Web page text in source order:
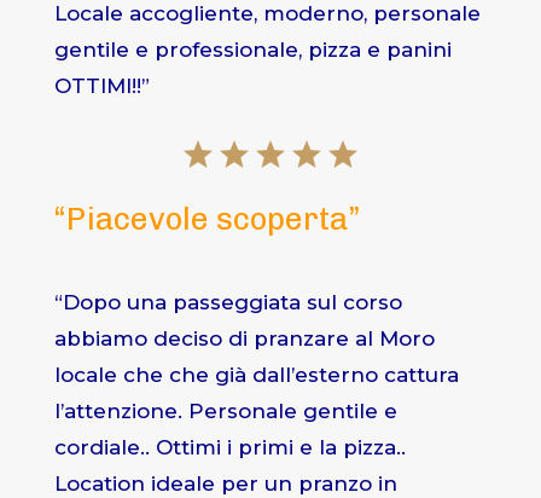
Locale accogliente, moderno, personale
gentile e professionale, pizza e panini
OTTIMI!!”
“Piacevole scoperta”
“Dopo una passeggiata sul corso
abbiamo deciso di pranzare al Moro
locale che che già dall’esterno cattura
l’attenzione. Personale gentile e
cordiale.. Ottimi i primi e la pizza..
Location ideale per un pranzo in